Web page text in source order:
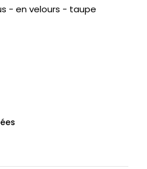
- en velours - taupe